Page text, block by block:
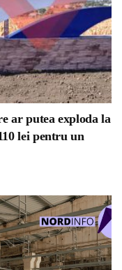
ar putea exploda la
lei pentru un